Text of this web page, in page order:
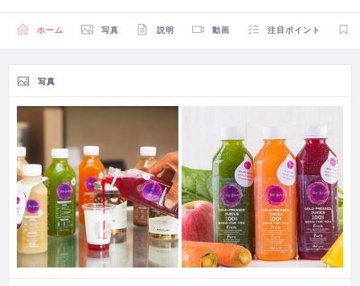
ホーム 写真 説明 動画 注目ポイント
写真